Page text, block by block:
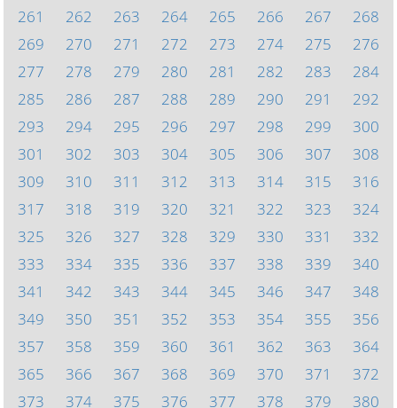
261
262 263 264 265 266 267
268
269
270 271 272 273 274 275
276
277
278 279 280 281 282 283
284
285
286 287 288 289 290 291
292
293
294 295 296 297 298 299
300
301
302 303 304 305 306 307
308
309
310 311 312 313 314 315
316
317
318 319 320 321 322 323
324
325
326 327 328 329 330 331
332
333
334 335 336 337 338 339
340
341
342 343 344 345 346 347
348
349
350 351 352 353 354 355
356
357
358 359 360 361 362 363
364
365
366 367 368 369 370 371
372
373
374 375 376 377 378 379 380